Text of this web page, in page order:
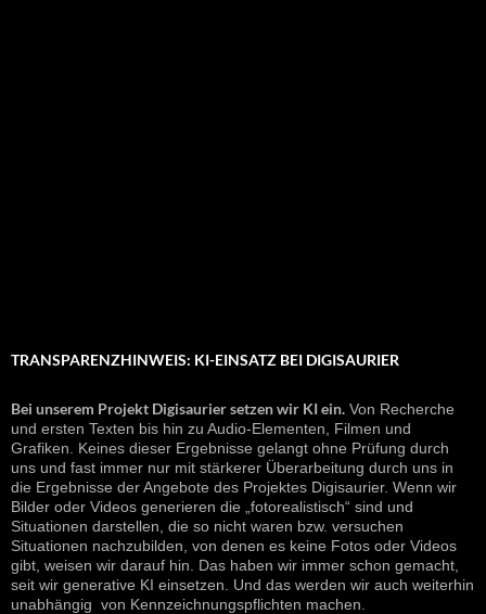
TRANSPARENZHINWEIS: KI-EINSATZ BEI DIGISAURIER
Bei unserem Projekt Digisaurier setzen wir KI ein. Von Recherche
und ersten Texten bis hin zu Audio-Elementen, Filmen und
Grafiken. Keines dieser Ergebnisse gelangt ohne Prüfung durch
uns und fast immer nur mit stärkerer Überarbeitung durch uns in
die Ergebnisse der Angebote des Projektes Digisaurier. Wenn wir
Bilder oder Videos generieren die „fotorealistisch“ sind und
Situationen darstellen, die so nicht waren bzw. versuchen
Situationen nachzubilden, von denen es keine Fotos oder Videos
gibt, weisen wir darauf hin. Das haben wir immer schon gemacht,
seit wir generative KI einsetzen. Und das werden wir auch weiterhin
unabhängig von Kennzeichnungspflichten machen.